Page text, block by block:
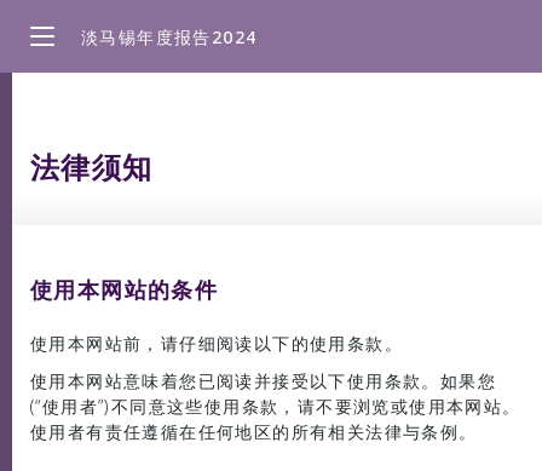
直
接
浏
淡马锡年度报告2024
放眼未来
业绩与投资组合
可持续发展
法律须知
使用本网站的条件
使用本网站前，请仔细阅读以下的使用条款。
使用本网站意味着您已阅读并接受以下使用条款。如果您
(“使用者”)不同意这些使用条款，请不要浏览或使用本网站。
使用者有责任遵循在任何地区的所有相关法律与条例。